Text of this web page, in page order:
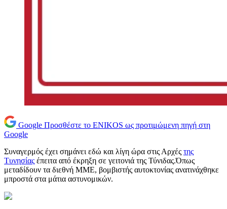
Google Προσθέστε το ENIKOS ως προτιμώμενη πηγή στη
Google
Συναγερμός έχει σημάνει εδώ και λίγη ώρα στις Αρχές της
Τυνησίας έπειτα από έκρηξη σε γειτονιά της Τύνιδας.Όπως
μεταδίδουν τα διεθνή ΜΜΕ, βομβιστής αυτοκτονίας ανατινάχθηκε
μπροστά στα μάτια αστυνομικών.